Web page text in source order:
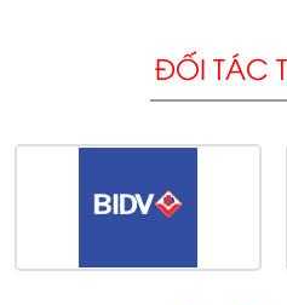
ĐỐI TÁC